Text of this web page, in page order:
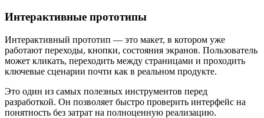
Интерактивные прототипы
Интерактивный прототип — это макет, в котором уже
работают переходы, кнопки, состояния экранов. Пользователь
может кликать, переходить между страницами и проходить
ключевые сценарии почти как в реальном продукте.
Это один из самых полезных инструментов перед
разработкой. Он позволяет быстро проверить интерфейс на
понятность без затрат на полноценную реализацию.